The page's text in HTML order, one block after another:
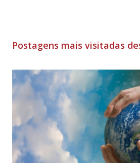
Postagens mais visitadas